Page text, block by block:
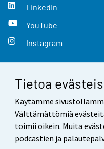
Tietoa
Käytämme
Välttämättömiä
toimii oikein. Muita
podcastien ja
LinkedIn
YouTube
Instagram
Yhteystiedot
Palaute
Käyttöehdot